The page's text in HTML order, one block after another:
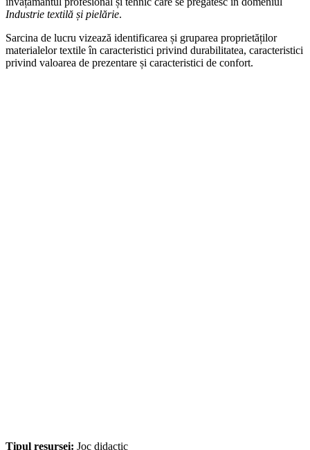
Industrie textilă și pielărie.
Sarcina de lucru vizează identificarea și gruparea proprietăților
materialelor textile în caracteristici privind durabilitatea, caracteristici
privind valoarea de prezentare și caracteristici de confort.
Tipul resursei: Joc didactic